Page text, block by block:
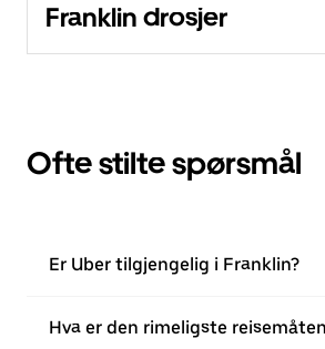
Franklin drosjer
Ofte stilte spørsmål
Er Uber tilgjengelig i Franklin?
Hva er den rimeligste